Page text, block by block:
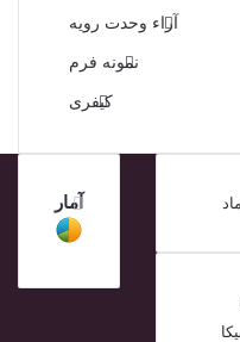
آراء وحدت رویه
نمونه فرم
کیفری
آمار